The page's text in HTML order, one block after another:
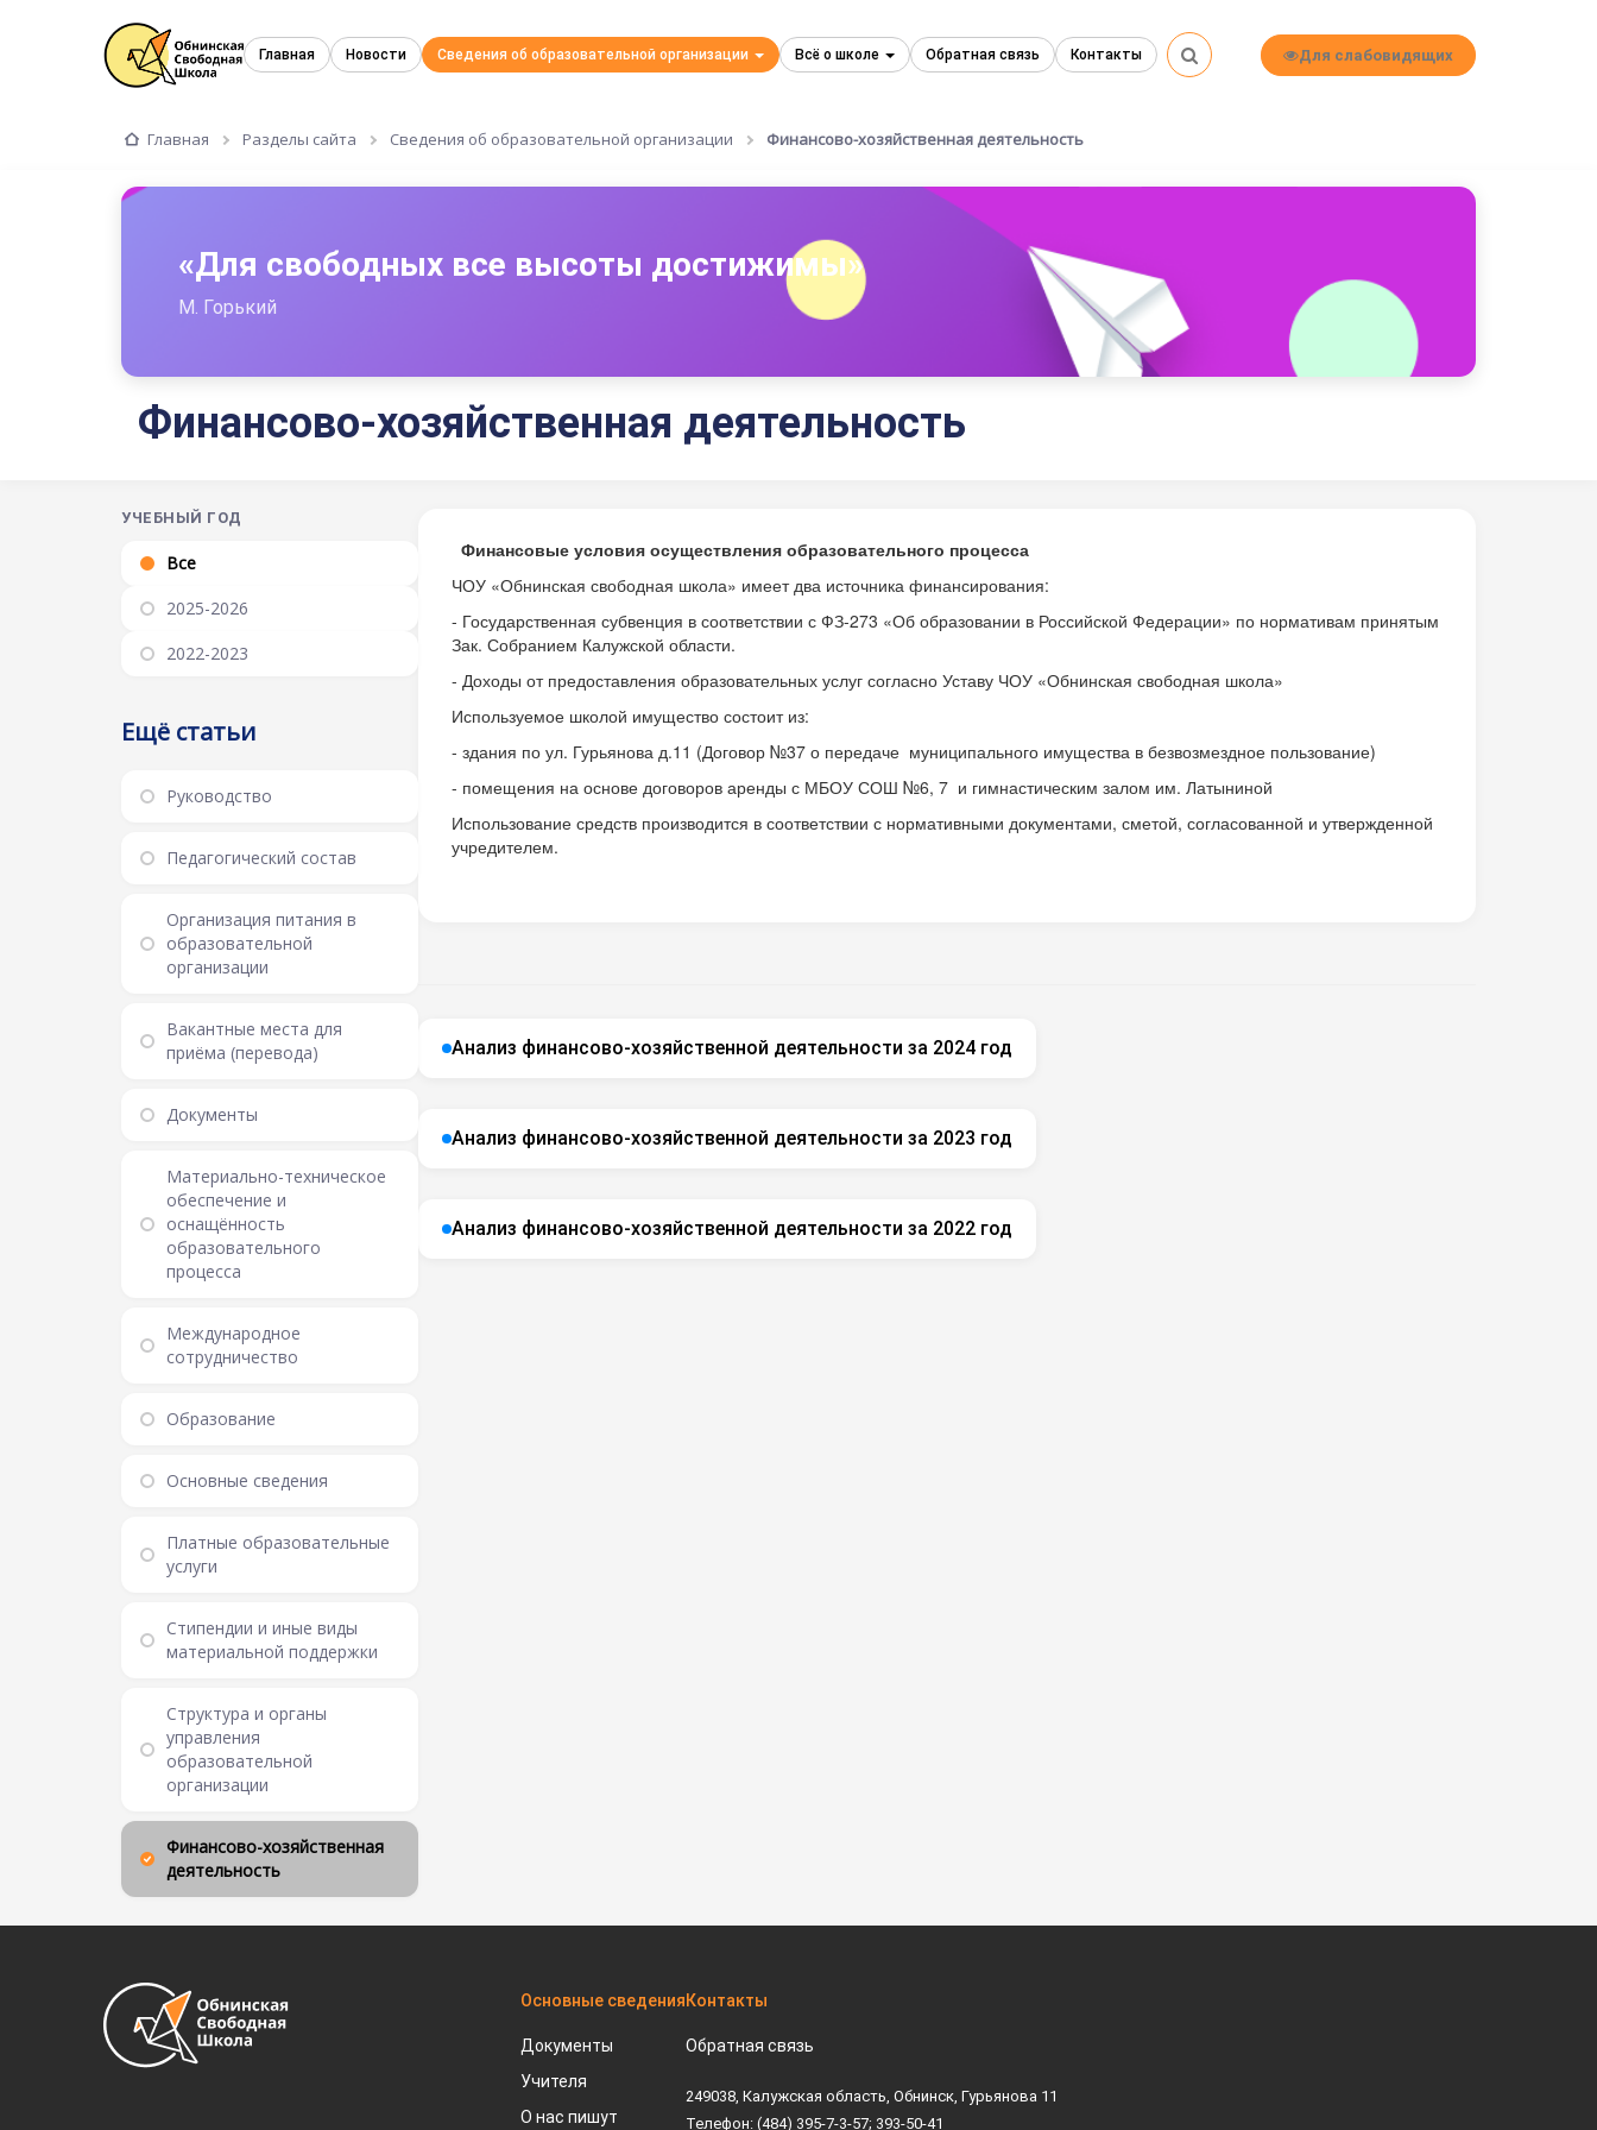
Главная Новости Сведения об образовательной организации Всё о школе Обратная связь Контакты Для слабовидящих
Главная Разделы сайта Сведения об образовательной организации Финансово-хозяйственная деятельность
«Для свободных все высоты достижимы»
М. Горький
Финансово-хозяйственная деятельность
УЧЕБНЫЙ ГОД
Все
2025-2026
2022-2023
Ещё статьи
Руководство
Педагогический состав
Организация питания в
образовательной
организации
Вакантные места для
приёма (перевода)
Документы
Материально-техническое
обеспечение и
оснащённость
образовательного
процесса
Международное
сотрудничество
Образование
Основные сведения
Платные образовательные
услуги
Стипендии и иные виды
материальной поддержки
Структура и органы
управления
образовательной
организации
Финансово-хозяйственная
деятельность
Финансовые условия осуществления образовательного процесса
ЧОУ «Обнинская свободная школа» имеет два источника финансирования:
- Государственная субвенция в соответствии с ФЗ-273 «Об образовании в Российской Федерации» по нормативам принятым
Зак. Собранием Калужской области.
- Доходы от предоставления образовательных услуг согласно Уставу ЧОУ «Обнинская свободная школа»
Используемое школой имущество состоит из:
- здания по ул. Гурьянова д.11 (Договор №37 о передаче муниципального имущества в безвозмездное пользование)
- помещения на основе договоров аренды с МБОУ СОШ №6, 7 и гимнастическим залом им. Латыниной
Использование средств производится в соответствии с нормативными документами, сметой, согласованной и утвержденной
учредителем.
Анализ финансово-хозяйственной деятельности за 2024 год
Анализ финансово-хозяйственной деятельности за 2023 год
Анализ финансово-хозяйственной деятельности за 2022 год
Основные сведения
Документы
Учителя
О нас пишут
Контакты
Обратная связь
249038, Калужская область, Обнинск, Гурьянова 11
Телефон: (484) 395-7-3-57; 393-50-41